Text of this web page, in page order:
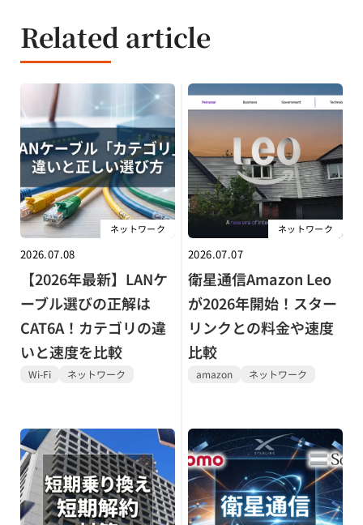
Related article
ネットワーク
2026.07.08
【2026年最新】LANケ
ーブル選びの正解は
CAT6A！カテゴリの違
いと速度を比較
Wi-Fi ネットワーク
ネットワーク
2026.07.07
衛星通信Amazon Leo
が2026年開始！スター
リンクとの料金や速度
比較
amazon ネットワーク